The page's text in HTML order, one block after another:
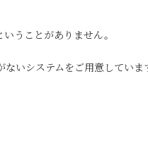
うことがありません。
いシステムをご用意してい